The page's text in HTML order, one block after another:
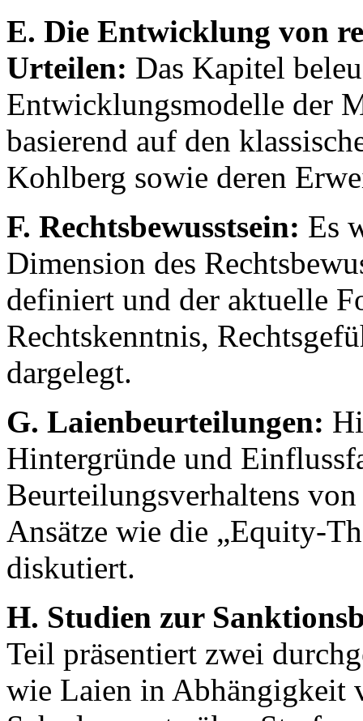
E. Die Entwicklung von
Urteilen: Das Kapitel
Entwicklungsmodelle der
basierend auf den
Kohlberg sowie deren
F. Rechtsbewusstsein: Es
Dimension des
definiert und der aktuelle
Rechtskenntnis,
dargelegt.
G. Laienbeurteilungen:
Hintergründe und
Beurteilungsverhaltens
Ansätze wie die „Equity-
diskutiert.
H. Studien zur
Teil präsentiert zwei
wie Laien in Abhängigkeit